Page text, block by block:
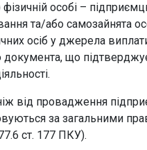
особі –
та/або самозайнята
осіб у джерела
що
від провадження
за загальними
ст. 177 ПКУ).